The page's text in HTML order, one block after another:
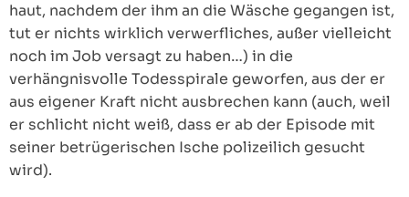
haut, nachdem der ihm an die Wäsche gegangen ist,
tut er nichts wirklich verwerfliches, außer vielleicht
noch im Job versagt zu haben…) in die
verhängnisvolle Todesspirale geworfen, aus der er
aus eigener Kraft nicht ausbrechen kann (auch, weil
er schlicht nicht weiß, dass er ab der Episode mit
seiner betrügerischen Ische polizeilich gesucht
wird).